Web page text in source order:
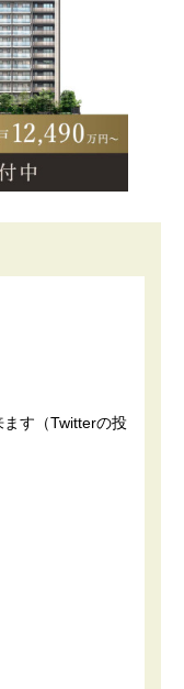
す（Twitterの投